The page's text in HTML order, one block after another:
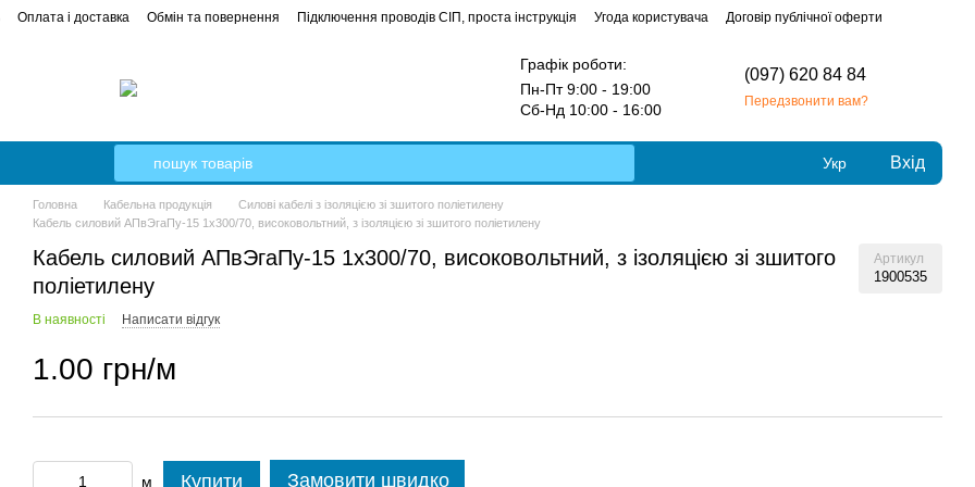
Оплата і доставка Обмін та повернення Підключення проводів СІП, проста інструкція Угода користувача
Договір публічної оферти
Графік роботи:
Пн-Пт 9:00 - 19:00
Сб-Нд 10:00 - 16:00
(097) 620 84 84
Передзвонити вам?
Укр Вхід
Головна Кабельна продукція
Силові кабелі з ізоляцією зі зшитого поліетилену
Кабель силовий АПвЭгаПу-15 1x300/70, високовольтний, з ізоляцією зі зшитого поліетилену
Кабель силовий АПвЭгаПу-15 1x300/70, високовольтний, з ізоляцією зі зшитого
поліетилену
Артикул
1900535
В наявності Написати відгук
1.00 грн/м
м Купити Замовити швидко